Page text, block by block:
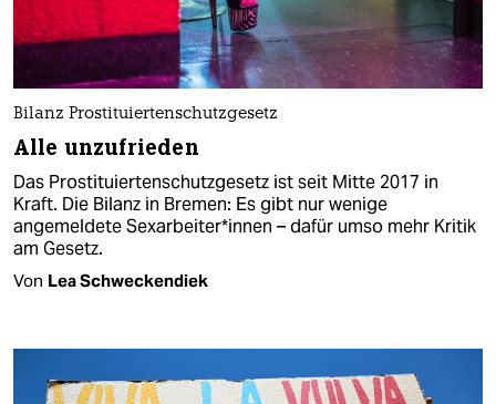
Bilanz Prostituiertenschutzgesetz
Alle unzufrieden
Das Prostituiertenschutzgesetz ist seit Mitte 2017 in
Kraft. Die Bilanz in Bremen: Es gibt nur wenige
angemeldete Sexarbeiter*innen – dafür umso mehr Kritik
am Gesetz.
Von Lea Schweckendiek